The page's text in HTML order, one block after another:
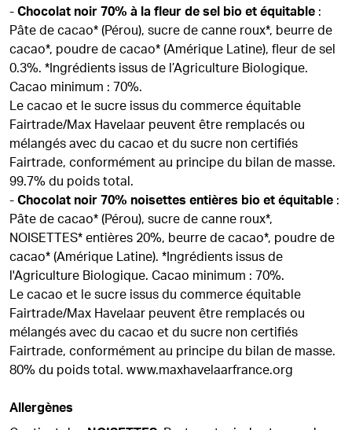
- Chocolat noir 70% à la fleur de sel bio et équitable :
Pâte de cacao* (Pérou), sucre de canne roux*, beurre de
cacao*, poudre de cacao* (Amérique Latine), fleur de sel
0.3%. *Ingrédients issus de l’Agriculture Biologique.
Cacao minimum : 70%.
Le cacao et le sucre issus du commerce équitable
Fairtrade/Max Havelaar peuvent être remplacés ou
mélangés avec du cacao et du sucre non certifiés
Fairtrade, conformément au principe du bilan de masse.
99.7% du poids total.
- Chocolat noir 70% noisettes entières bio et équitable :
Pâte de cacao* (Pérou), sucre de canne roux*,
NOISETTES* entières 20%, beurre de cacao*, poudre de
cacao* (Amérique Latine). *Ingrédients issus de
l'Agriculture Biologique. Cacao minimum : 70%.
Le cacao et le sucre issus du commerce équitable
Fairtrade/Max Havelaar peuvent être remplacés ou
mélangés avec du cacao et du sucre non certifiés
Fairtrade, conformément au principe du bilan de masse.
80% du poids total. www.maxhavelaarfrance.org
Allergènes